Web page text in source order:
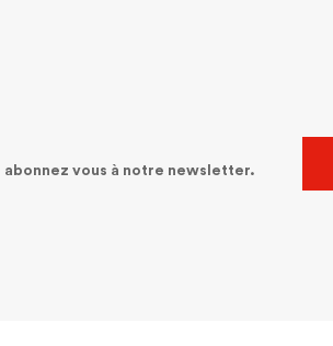
abonnez vous à notre newsletter.